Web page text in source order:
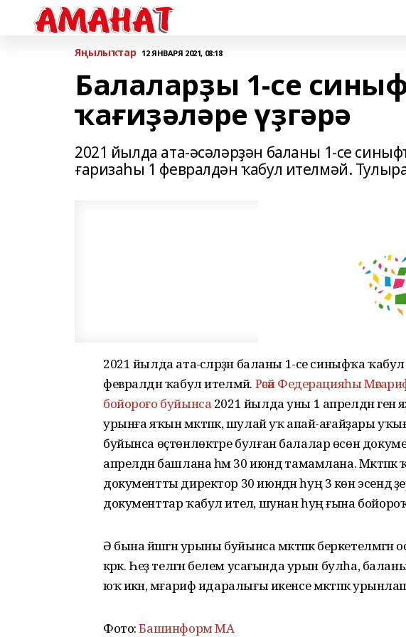
Яңылыҡтар 12 ЯНВАРЯ 2021, 08:18
Балаларҙы 1-се
ҡағиҙәләре үҙгәрә
2021 йылда ата-әсәләрҙән баланы 1-се
ғаризаһы 1 февралдән ҡабул ителмәй.
2021 йылда ата-әсәләрҙән баланы 1-се синыфҡа
февралдән ҡабул ителмәй. Рәсәй Федерацияһы
бойороғо буйынса 2021 йылда уны 1 апрелдән генә
урынға яҡын мәктәпкә, шулай уҡ апай-ағайҙары
буйынса өҫтөнлөктәре булған балалар өсөн
апрелдән башлана һәм 30 июндә тамамлана.
документты директор 30 июндән һуң 3 көн эсендә
документтар ҡабул ителә, шунан һуң ғына
Ә бына йәшәгән урыны буйынса мәктәпкә
кәрәк. Һеҙ теләгән белем усағында урын булһа,
юҡ икән, мәғариф идаралығы икенсе мәктәпкә
Фото:Башинформ МА